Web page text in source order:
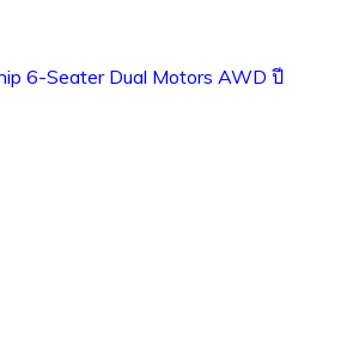
6-Seater Dual Motors AWD ปี